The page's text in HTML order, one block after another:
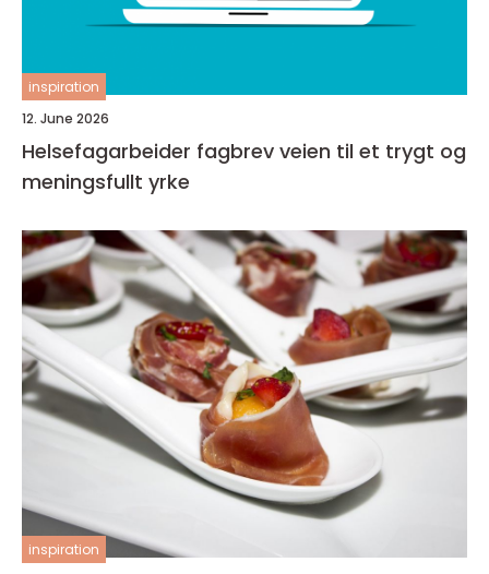
inspiration
12. June 2026
Helsefagarbeider fagbrev veien til et trygt og
meningsfullt yrke
inspiration